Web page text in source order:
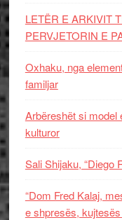
LETËR E ARKIVIT
PERVJETORIN E
Oxhaku, nga
familjar
Arbëreshët si model
kulturor
Sali Shijaku, “Diego
“Dom Fred Kalaj,
e shpresës,